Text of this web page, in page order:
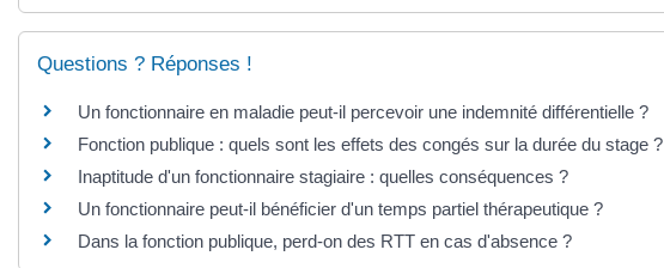
Questions ? Réponses !
Un fonctionnaire en maladie peut-il percevoir une indemnité différentielle ?
Fonction publique : quels sont les effets des congés sur la durée du stage ?
Inaptitude d'un fonctionnaire stagiaire : quelles conséquences ?
Un fonctionnaire peut-il bénéficier d'un temps partiel thérapeutique ?
Dans la fonction publique, perd-on des RTT en cas d'absence ?